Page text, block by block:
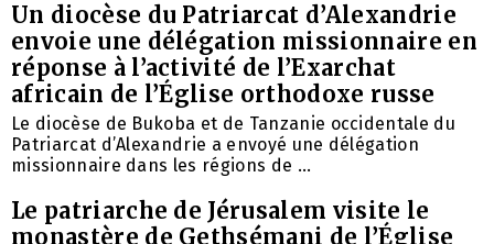
Un diocèse du Patriarcat d’Alexandrie
envoie une délégation missionnaire en
réponse à l’activité de l’Exarchat
africain de l’Église orthodoxe russe
Le diocèse de Bukoba et de Tanzanie occidentale du
Patriarcat d’Alexandrie a envoyé une délégation
missionnaire dans les régions de ...
Le patriarche de Jérusalem visite le
monastère de Gethsémani de l’Église